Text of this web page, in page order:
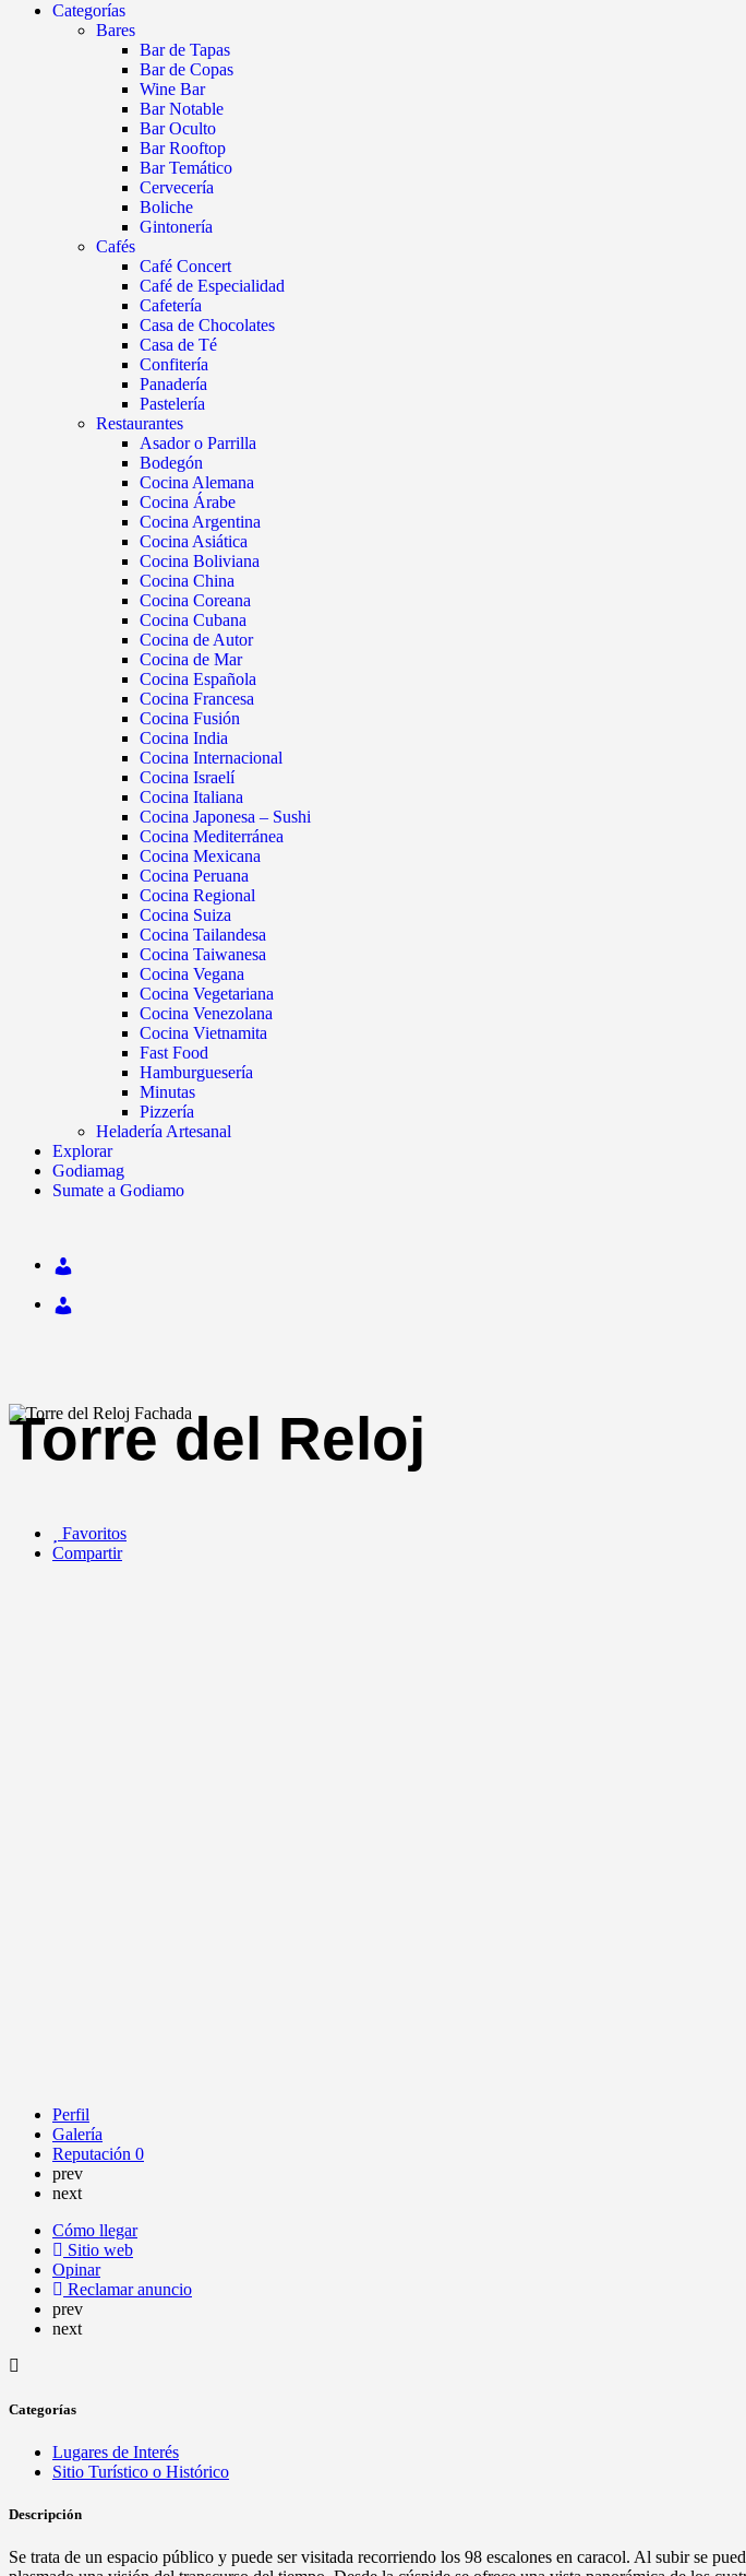
Categorías
Bares
Bar de Tapas
Bar de Copas
Wine Bar
Bar Notable
Bar Oculto
Bar Rooftop
Bar Temático
Cervecería
Boliche
Gintonería
Cafés
Café Concert
Café de Especialidad
Cafetería
Casa de Chocolates
Casa de Té
Confitería
Panadería
Pastelería
Restaurantes
Asador o Parrilla
Bodegón
Cocina Alemana
Cocina Árabe
Cocina Argentina
Cocina Asiática
Cocina Boliviana
Cocina China
Cocina Coreana
Cocina Cubana
Cocina de Autor
Cocina de Mar
Cocina Española
Cocina Francesa
Cocina Fusión
Cocina India
Cocina Internacional
Cocina Israelí
Cocina Italiana
Cocina Japonesa – Sushi
Cocina Mediterránea
Cocina Mexicana
Cocina Peruana
Cocina Regional
Cocina Suiza
Cocina Tailandesa
Cocina Taiwanesa
Cocina Vegana
Cocina Vegetariana
Cocina Venezolana
Cocina Vietnamita
Fast Food
Hamburguesería
Minutas
Pizzería
Heladería Artesanal
Explorar
Godiamag
Sumate a Godiamo
Torre del Reloj
Favoritos
Compartir
Perfil
Galería
Reputación 0
prev
next
Cómo llegar
Sitio web
Opinar
Reclamar anuncio
prev
next
Categorías
Lugares de Interés
Sitio Turístico o Histórico
Descripción
Se trata de un espacio público y puede ser visitada recorriendo los 98 escalones en caracol. Al subir se